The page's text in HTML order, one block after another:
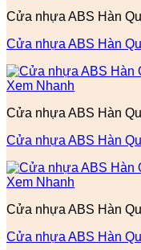
Cửa nhựa ABS Hàn
Cửa nhựa ABS Hàn
Xem Nhanh
Cửa nhựa ABS Hàn
Cửa nhựa ABS Hàn
Xem Nhanh
Cửa nhựa ABS Hàn
Cửa nhựa ABS Hàn